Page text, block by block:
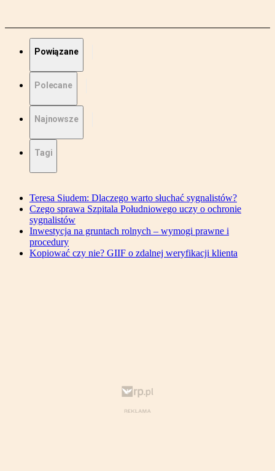
Powiązane
Polecane
Najnowsze
Tagi
Teresa Siudem: Dlaczego warto słuchać sygnalistów?
Czego sprawa Szpitala Południowego uczy o ochronie
sygnalistów
Inwestycja na gruntach rolnych – wymogi prawne i
procedury
Kopiować czy nie? GIIF o zdalnej weryfikacji klienta